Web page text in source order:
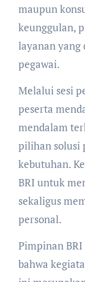
maupun
keunggulan,
layanan yang
pegawai.
Melalui sesi
peserta
mendalam
pilihan solusi
kebutuhan.
BRI untuk
sekaligus
personal.
Pimpinan
bahwa